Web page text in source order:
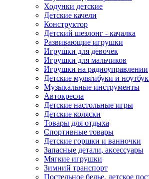
Ходунки детские
Детские качели
Конструктор
Детский шезлонг - качалка
Развивающие игрушки
Игрушки для девочек
Игрушки для мальчиков
Игрушки на радиоуправлении
Детские мультибуки и
Музыкальные инструменты
Автокресла
Детские настольные игры
Детские коляски
Товары для отдыха
Спортивные товары
Детские горшки и ванночки
Запасные детали, аксессуары
Мягкие игрушки
Зимний транспорт
Постельное белье, детское